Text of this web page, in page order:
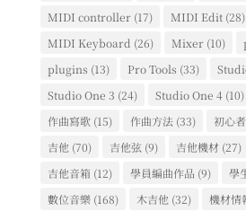
MIDI controller(17) MIDI Edit(28)
MIDI Keyboard (26) Mixer(10)
plugins (13) Pro Tools (33)
Studio One 3 (24) Studio One 4(10)
作曲寫歌(15) 作曲方法(33) 初心
吉他 (70) 吉他弦(9) 吉他機材(27)
吉他音箱 (12) 學員編曲作品 (9) 學
數位音樂(168) 木吉他 (32) 機材情